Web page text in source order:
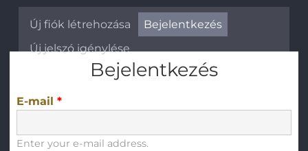
Elsődleges fülek
Új fiók létrehozása Bejelentkezés
Új jelszó igénylése
Bejelentkezés
E-mail *
Enter your e-mail address.